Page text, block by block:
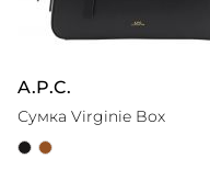
A.P.C.
Сумка Virginie Box